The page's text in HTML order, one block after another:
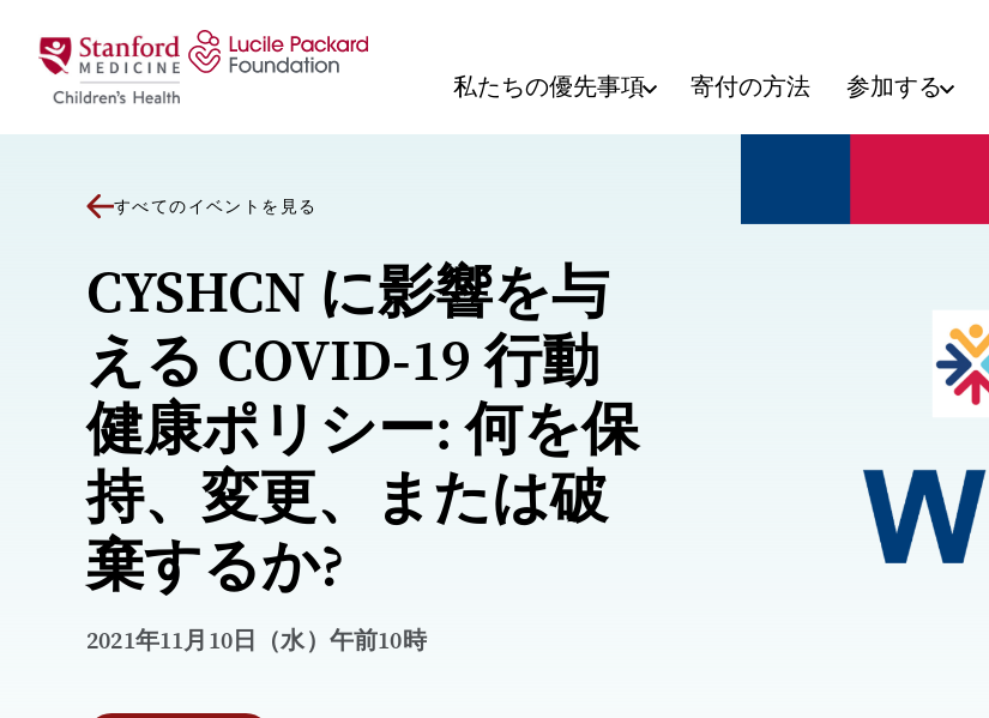
私たちの優先事項 寄付の方法 参加する
すべてのイベントを見る
CYSHCN に影響を与
える COVID-19 行動
健康ポリシー: 何を保
持、変更、または破
棄するか?
2021年11月10日（水）午前10時